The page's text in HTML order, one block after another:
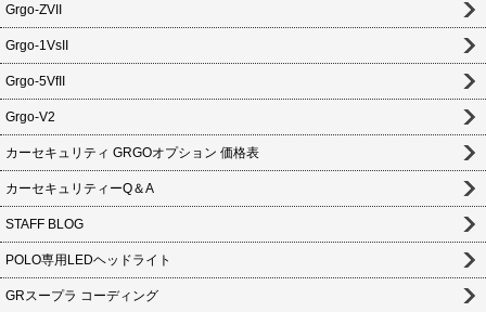
Grgo-ZVII
Grgo-1VsII
Grgo-5VfII
Grgo-V2
カーセキュリティ GRGOオプション 価格表
カーセキュリティーQ＆A
STAFF BLOG
POLO専用LEDヘッドライト
GRスープラ コーディング